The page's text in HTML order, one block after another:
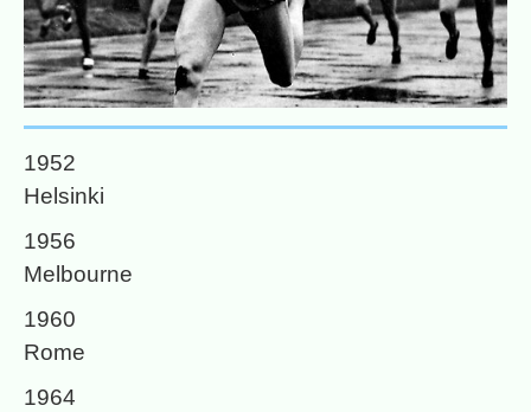
1952
Helsinki
1956
Melbourne
1960
Rome
1964